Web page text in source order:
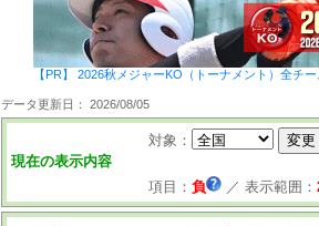
【PR】 2026秋メジャーKO（トーナメント）全チ
データ更新日： 2026/08/05
現在の表示内容
対象：
項目： 負 ／ 表示範囲：